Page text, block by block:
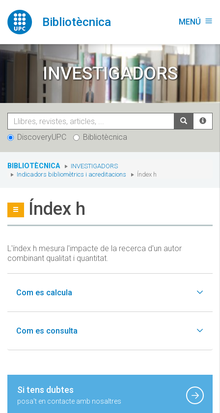
contingut
Bibliotècnica MENÚ menu
INVESTIGADORS
DiscoveryUPC Bibliotècnica
You
are
BIBLIOTÈCNICA
INVESTIGADORS
Indicadors bibliomètrics i acreditacions
Índex h
Índex h
L'índex h mesura l'impacte de la recerca d'un autor
combinant qualitat i quantitat.
Com es calcula
Com es consulta
Si tens dubtes
posa't en contacte amb nosaltres